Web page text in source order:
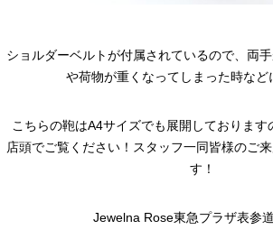
ショルダーベルトが付属されているので、両
や荷物が重くなってしまった時など
こちらの鞄はA4サイズでも展開しております
店頭でご覧ください！スタッフ一同皆様のご
す！
Jewelna Rose東急プラザ表参